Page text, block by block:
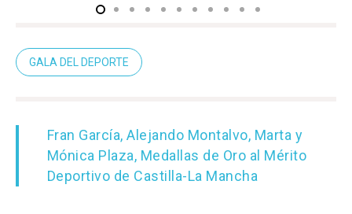
GALA DEL DEPORTE
Fran García, Alejando Montalvo, Marta y
Mónica Plaza, Medallas de Oro al Mérito
Deportivo de Castilla-La Mancha
Castilla-La
Toledo
Sanidad